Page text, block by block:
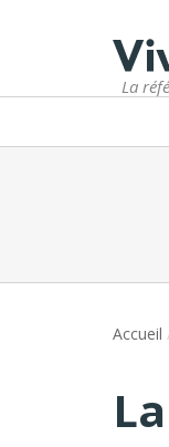
La
Accueil